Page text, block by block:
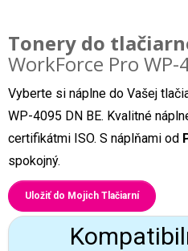
Tonery do
WorkForce Pro WP-
Vyberte si náplne do Vašej
WP-4095 DN BE. Kvalitné
certifikátmi ISO. S náplňami od
spokojný.
Uložiť do Mojich Tlačiarní